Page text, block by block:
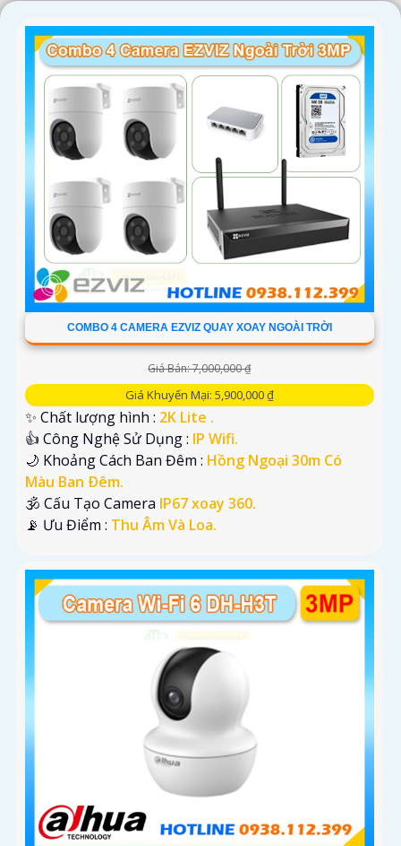
Chúc bạn tìm được giải pháp an ninh phù hợp!
COMBO 4 CAMERA EZVIZ QUAY XOAY NGOÀI TRỜI
Giá Bán: 7,000,000 ₫
Giá Khuyến Mại: 5,900,000 ₫
✨ Chất lượng hình : 2K Lite .
👍 Công Nghệ Sử Dụng : IP Wifi.
🌙 Khoảng Cách Ban Đêm : Hồng Ngoại 30m Có
Màu Ban Ðêm.
🕉️ Cấu Tạo Camera IP67 xoay 360.
️📡 Ưu Điểm : Thu Âm Và Loa.